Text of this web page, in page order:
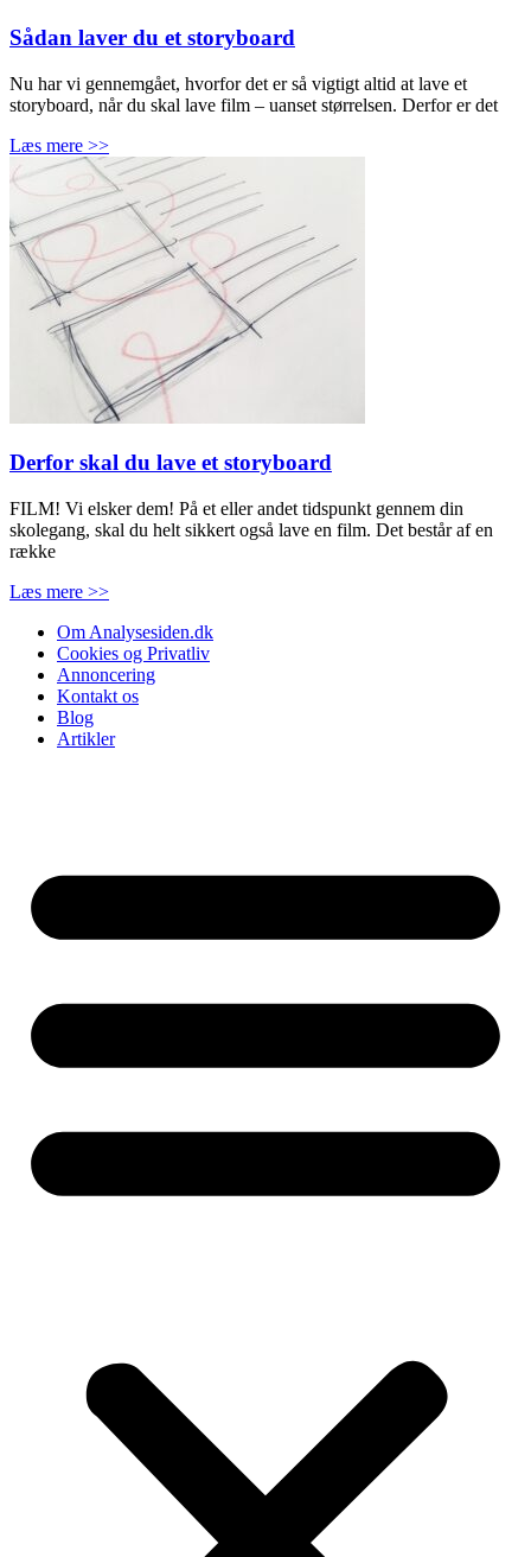
Sådan laver du et storyboard
Nu har vi gennemgået, hvorfor det er så vigtigt altid at lave et
storyboard, når du skal lave film – uanset størrelsen. Derfor er det
Læs mere >>
Derfor skal du lave et storyboard
FILM! Vi elsker dem! På et eller andet tidspunkt gennem din
skolegang, skal du helt sikkert også lave en film. Det består af en
række
Læs mere >>
Om Analysesiden.dk
Cookies og Privatliv
Annoncering
Kontakt os
Blog
Artikler